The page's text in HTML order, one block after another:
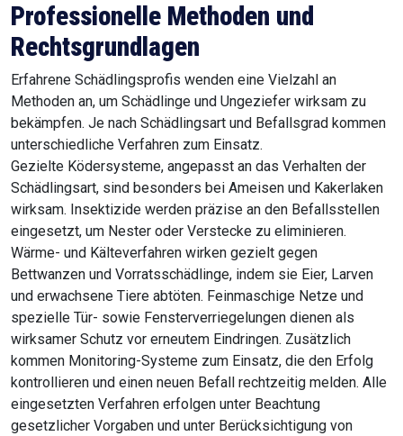
Professionelle Methoden und
Rechtsgrundlagen
Erfahrene Schädlingsprofis wenden eine Vielzahl an
Methoden an, um Schädlinge und Ungeziefer wirksam zu
bekämpfen. Je nach Schädlingsart und Befallsgrad kommen
unterschiedliche Verfahren zum Einsatz.
Gezielte Ködersysteme, angepasst an das Verhalten der
Schädlingsart, sind besonders bei Ameisen und Kakerlaken
wirksam. Insektizide werden präzise an den Befallsstellen
eingesetzt, um Nester oder Verstecke zu eliminieren.
Wärme- und Kälteverfahren wirken gezielt gegen
Bettwanzen und Vorratsschädlinge, indem sie Eier, Larven
und erwachsene Tiere abtöten. Feinmaschige Netze und
spezielle Tür- sowie Fensterverriegelungen dienen als
wirksamer Schutz vor erneutem Eindringen. Zusätzlich
kommen Monitoring-Systeme zum Einsatz, die den Erfolg
kontrollieren und einen neuen Befall rechtzeitig melden. Alle
eingesetzten Verfahren erfolgen unter Beachtung
gesetzlicher Vorgaben und unter Berücksichtigung von